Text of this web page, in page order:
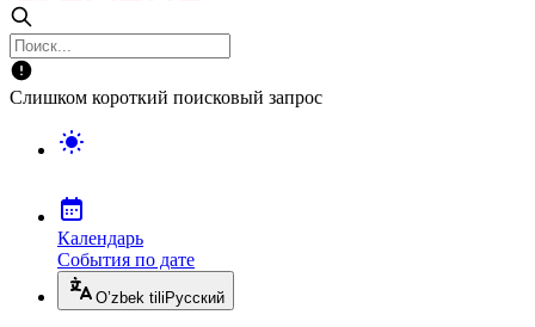
Слишком короткий поисковый запрос
Календарь
События по дате
O’zbek tili Русский